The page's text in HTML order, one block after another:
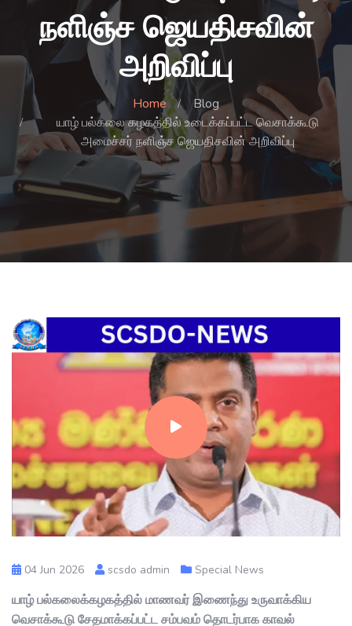
நளிஞ்ச ஜெயதிசவின்
அறிவிப்பு
Home
Blog
யாழ் பல்கலை கழகத்தில் உடைக்கப்பட்ட வெசாக்கூடு
அமைச்சர் நளிஞ்ச ஜெயதிசவின் அறிவிப்பு
04 Jun 2026 scsdo admin Special News
யாழ் பல்கலைக்கழகத்தில் மாணவர் இணைந்து உருவாக்கிய
வெசாக்கூடு சேதமாக்கப்பட்ட சம்பவம் தொடர்பாக காவல்